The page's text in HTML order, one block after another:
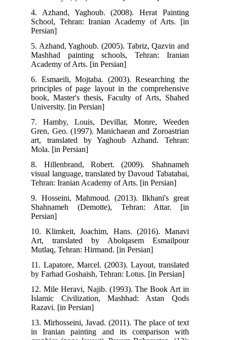
4. Azhand, Yaghoub. (2008). Herat Painting
School, Tehran: Iranian Academy of Arts. [in
5. Azhand, Yaghoub. (2005). Tabriz, Qazvin and
Mashhad painting schools, Tehran: Iranian
Academy of Arts. [in Persian]
6. Esmaeili, Mojtaba. (2003). Researching the
principles of page layout in the comprehensive
book, Master's thesis, Faculty of Arts, Shahed
University. [in Persian]
7. Hamby, Louis, Devillar, Monre, Weeden
Gren, Geo. (1997). Manichaean and Zoroastrian
art, translated by Yaghoub Azhand. Tehran:
Mola. [in Persian]
8. Hillenbrand, Robert. (2009). Shahnameh
visual language, translated by Davoud Tabatabai,
Tehran: Iranian Academy of Arts. [in Persian]
9. Hosseini, Mahmoud. (2013). Ilkhani's great
Shahnameh (Demotte), Tehran: Attar. [in
10. Klimkeit, Joachim, Hans. (2016). Manavi
Art, translated by Abolqasem Esmailpour
Mutlaq, Tehran: Hirmand. [in Persian]
11. Lapatore, Marcel. (2003). Layout, translated
by Farhad Goshaish, Tehran: Lotus. [in Persian]
12. Mile Heravi, Najib. (1993). The Book Art in
Islamic Civilization, Mashhad: Astan Qods
Razavi. [in Persian]
13. Mirhosseini, Javad. (2011). The place of text
in Iranian painting and its comparison with